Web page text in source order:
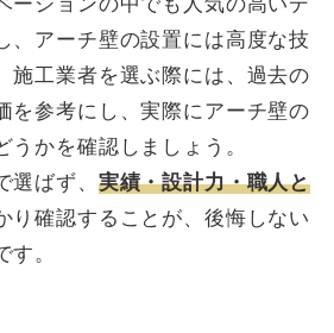
、アーチ壁の設置には高度な技
施工業者を選ぶ際には、過去の
を参考にし、実際にアーチ壁の
うかを確認しましょう。
選ばず、 実績・設計力・職人と
り確認することが、後悔しない
す。